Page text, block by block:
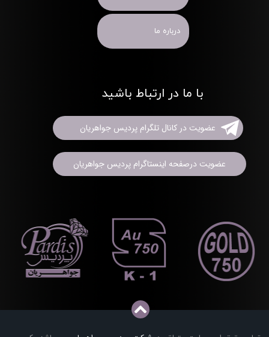
درباره ما
با ما در ارتباط باشید
عضویت در کانال تلگرام پردیس جواهریان
عضویت درصفحه اینستاگرام پردیس جواهریان